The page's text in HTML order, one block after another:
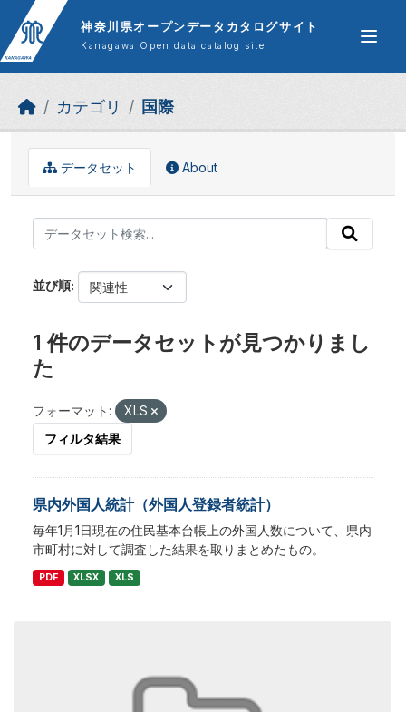
Skip to main content
神奈川県オープンデータカタログサイト
Kanagawa Open data catalog site
カテゴリ 国際
データセット About
並び順
1 件のデータセットが見つかりまし
た
フォーマット:
XLS
フィルタ結果
県内外国人統計（外国人登録者統計）
毎年1月1日現在の住民基本台帳上の外国人数について、県内
市町村に対して調査した結果を取りまとめたもの。
PDF XLSX XLS